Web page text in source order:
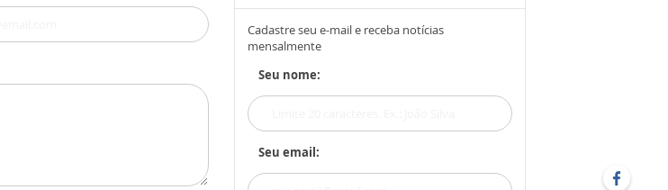
Cadastre seu e-mail e receba notícias
mensalmente
Seu nome:
Seu email: